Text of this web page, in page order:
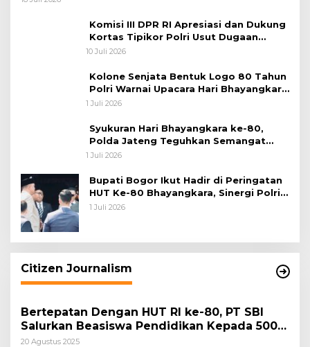
Komisi III DPR RI Apresiasi dan Dukung
Kortas Tipikor Polri Usut Dugaan
Korupsi Batu Bara
10 Juli 2026
Kolone Senjata Bentuk Logo 80 Tahun
Polri Warnai Upacara Hari Bhayangkara
ke-80
1 Juli 2026
Syukuran Hari Bhayangkara ke-80,
Polda Jateng Teguhkan Semangat
Pengabdian dan Pererat Kebersamaan
1 Juli 2026
Bupati Bogor Ikut Hadir di Peringatan
HUT Ke-80 Bhayangkara, Sinergi Polri
dan Pemkab Bogor Jadi Kunci Menjaga
1 Juli 2026
Citizen Journalism
Bertepatan Dengan HUT RI ke-80, PT SBI
Salurkan Beasiswa Pendidikan Kepada 500
Pelajar
20 Agustus 2025